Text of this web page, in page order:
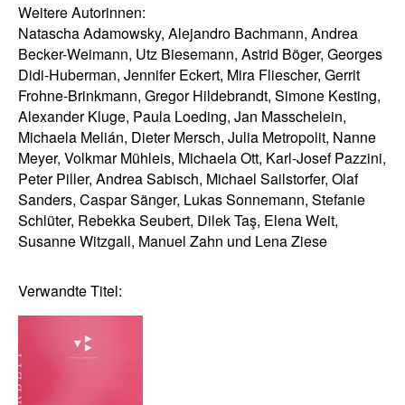
Weitere Autorinnen:
Natascha Adamowsky, Alejandro Bachmann, Andrea
Becker-Weimann, Utz Biesemann, Astrid Böger, Georges
Didi-Huberman, Jennifer Eckert, Mira Fliescher, Gerrit
Frohne-Brinkmann, Gregor Hildebrandt, Simone Kesting,
Alexander Kluge, Paula Loeding, Jan Masschelein,
Michaela Melián, Dieter Mersch, Julia Metropolit, Nanne
Meyer, Volkmar Mühleis, Michaela Ott, Karl-Josef Pazzini,
Peter Piller, Andrea Sabisch, Michael Sailstorfer, Olaf
Sanders, Caspar Sänger, Lukas Sonnemann, Stefanie
Schlüter, Rebekka Seubert, Dilek Taş, Elena Weit,
Susanne Witzgall, Manuel Zahn und Lena Ziese
Verwandte Titel: